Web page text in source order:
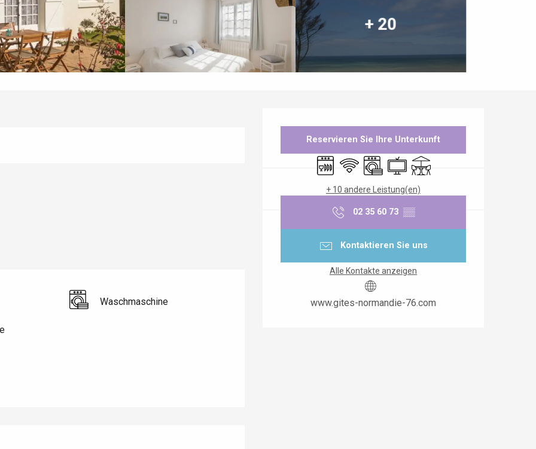
+ 20
Öffnungszeiten & Kontaktdaten
Reservieren Sie Ihre Unterkunft
Geschirrspülmaschine
Wi-Fi Waschmaschine
Fernsehen
Terrasse
+ 10 andere Leistung(en)
02 35 60 73 ▒▒
Kontaktieren Sie uns
Alle Kontakte anzeigen
www.gites-normandie-76.com
Waschmaschine